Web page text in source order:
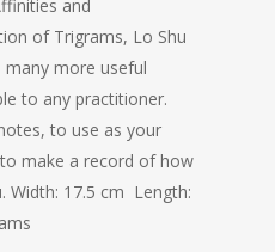
and
of Trigrams, Lo Shu
many more useful
to any practitioner.
to use as your
make a record of how
Width: 17.5 cm Length: